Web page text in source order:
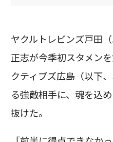
ヤクルトレビンズ戸田
正志が今季初スタメン
クティブズ広島（以下
る強敵相手に、魂を込
抜けた。